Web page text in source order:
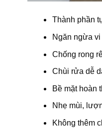
Thành phần
Ngăn ngừa vi
Chống rong
Chùi rửa dễ
Bề mặt hoàn
Nhẹ mùi,
Không thêm